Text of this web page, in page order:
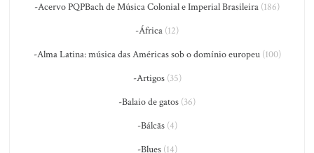
-Acervo PQPBach de Música Colonial e Imperial Brasileira (186)
-África (12)
-Alma Latina: música das Américas sob o domínio europeu(100)
-Artigos(35)
-Balaio de gatos (36)
-Bálcãs(4)
-Blues(14)